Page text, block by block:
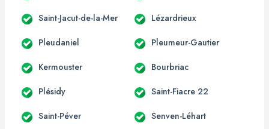
Saint-Jacut-de-la-Mer Lézardrieux
Pleudaniel Pleumeur-Gautier
Kermouster Bourbriac
Plésidy Saint-Fiacre 22
Saint-Péver Senven-Léhart